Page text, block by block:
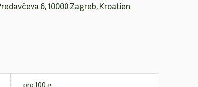
6, 10000 Zagreb, Kroatien
pro 100 g